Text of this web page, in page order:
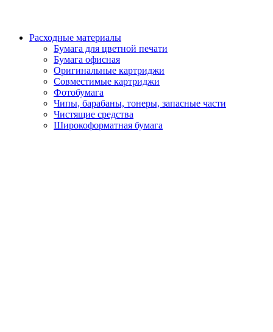
Расходные материалы
Бумага для цветной печати
Бумага офисная
Оригинальные картриджи
Совместимые картриджи
Фотобумага
Чипы, барабаны, тонеры, запасные части
Чистящие средства
Широкоформатная бумага